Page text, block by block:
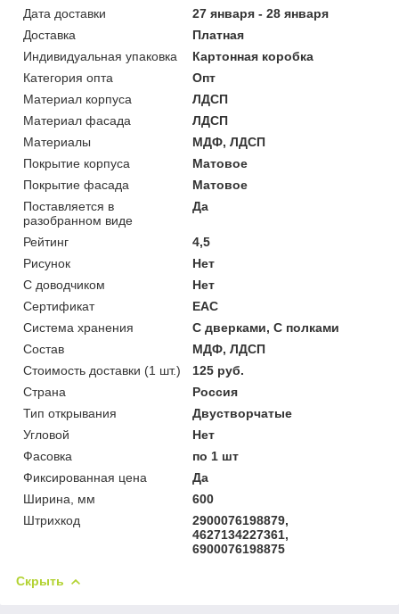
Дата доставки
27 января - 28 января
Доставка
Платная
Индивидуальная упаковка
Картонная коробка
Категория опта
Опт
Материал корпуса
ЛДСП
Материал фасада
ЛДСП
Материалы
МДФ, ЛДСП
Покрытие корпуса
Матовое
Покрытие фасада
Матовое
Поставляется в
разобранном виде
Да
Рейтинг
4,5
Рисунок
Нет
С доводчиком
Нет
Сертификат
ЕАС
Система хранения
С дверками, С полками
Состав
МДФ, ЛДСП
Стоимость доставки (1 шт.)
125 руб.
Страна
Россия
Тип открывания
Двустворчатые
Угловой
Нет
Фасовка
по 1 шт
Фиксированная цена
Да
Ширина, мм
600
Штрихкод
2900076198879,
4627134227361,
6900076198875
Скрыть